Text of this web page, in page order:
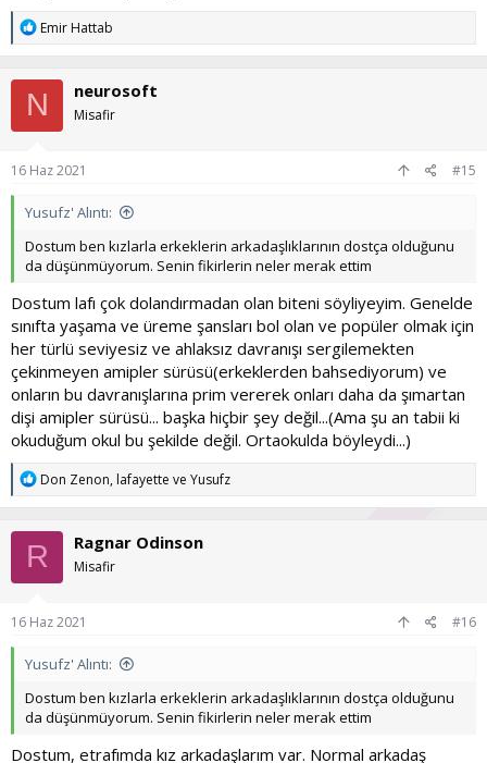
T
p
k
l
e
:
Emir Hattab
N neurosoft
Misafir
16 Haz 2021 #15
Yusufz' Alıntı:
Dostum ben kızlarla erkeklerin arkadaşlıklarının dostça olduğunu
da düşünmüyorum. Senin fikirlerin neler merak ettim
Dostum lafı çok dolandırmadan olan biteni söyliyeyim. Genelde
sınıfta yaşama ve üreme şansları bol olan ve popüler olmak için
her türlü seviyesiz ve ahlaksız davranışı sergilemekten
çekinmeyen amipler sürüsü(erkeklerden bahsediyorum) ve
onların bu davranışlarına prim vererek onları daha da şımartan
dişi amipler sürüsü... başka hiçbir şey değil...(Ama şu an tabii ki
okuduğum okul bu şekilde değil. Ortaokulda böyleydi...)
T
p
k
i
l
e
:
Don Zenon,lafayette ve Yusufz
R Ragnar Odinson
Misafir
16 Haz 2021 #16
Yusufz' Alıntı:
Dostum ben kızlarla erkeklerin arkadaşlıklarının dostça olduğunu
da düşünmüyorum. Senin fikirlerin neler merak ettim
Dostum, etrafımda kız arkadaşlarım var. Normal arkadaş